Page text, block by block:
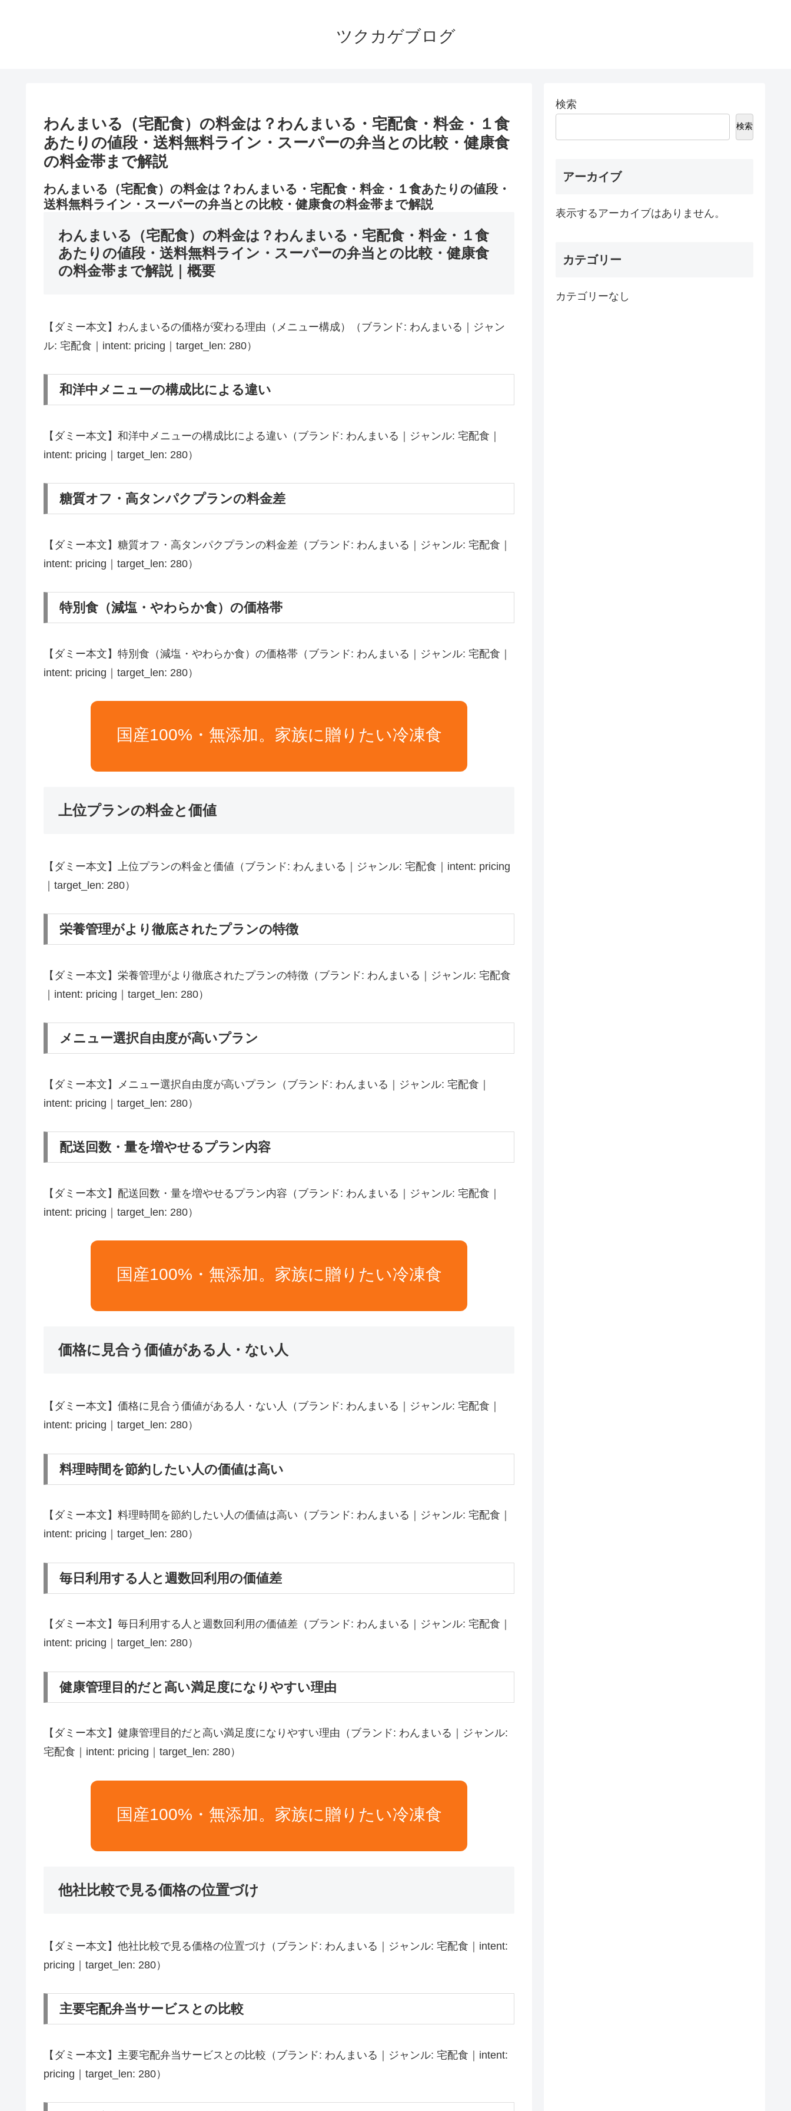
ツクカゲブログ
わんまいる（宅配食）の料金は？わんまいる・宅配食・料金・１食
あたりの値段・送料無料ライン・スーパーの弁当との比較・健康食
の料金帯まで解説
わんまいる（宅配食）の料金は？わんまいる・宅配食・料金・１食あたりの値段・
送料無料ライン・スーパーの弁当との比較・健康食の料金帯まで解説
わんまいる（宅配食）の料金は？わんまいる・宅配食・料金・１食
あたりの値段・送料無料ライン・スーパーの弁当との比較・健康食
の料金帯まで解説｜概要
【ダミー本文】わんまいるの価格が変わる理由（メニュー構成）（ブランド: わんまいる｜ジャン
ル: 宅配食｜intent: pricing｜target_len: 280）
和洋中メニューの構成比による違い
【ダミー本文】和洋中メニューの構成比による違い（ブランド: わんまいる｜ジャンル: 宅配食｜
intent: pricing｜target_len: 280）
糖質オフ・高タンパクプランの料金差
【ダミー本文】糖質オフ・高タンパクプランの料金差（ブランド: わんまいる｜ジャンル: 宅配食｜
intent: pricing｜target_len: 280）
特別食（減塩・やわらか食）の価格帯
【ダミー本文】特別食（減塩・やわらか食）の価格帯（ブランド: わんまいる｜ジャンル: 宅配食｜
intent: pricing｜target_len: 280）
国産100%・無添加。家族に贈りたい冷凍食
上位プランの料金と価値
【ダミー本文】上位プランの料金と価値（ブランド: わんまいる｜ジャンル: 宅配食｜intent: pricing
｜target_len: 280）
栄養管理がより徹底されたプランの特徴
【ダミー本文】栄養管理がより徹底されたプランの特徴（ブランド: わんまいる｜ジャンル: 宅配食
｜intent: pricing｜target_len: 280）
メニュー選択自由度が高いプラン
【ダミー本文】メニュー選択自由度が高いプラン（ブランド: わんまいる｜ジャンル: 宅配食｜
intent: pricing｜target_len: 280）
配送回数・量を増やせるプラン内容
【ダミー本文】配送回数・量を増やせるプラン内容（ブランド: わんまいる｜ジャンル: 宅配食｜
intent: pricing｜target_len: 280）
国産100%・無添加。家族に贈りたい冷凍食
価格に見合う価値がある人・ない人
【ダミー本文】価格に見合う価値がある人・ない人（ブランド: わんまいる｜ジャンル: 宅配食｜
intent: pricing｜target_len: 280）
料理時間を節約したい人の価値は高い
【ダミー本文】料理時間を節約したい人の価値は高い（ブランド: わんまいる｜ジャンル: 宅配食｜
intent: pricing｜target_len: 280）
毎日利用する人と週数回利用の価値差
【ダミー本文】毎日利用する人と週数回利用の価値差（ブランド: わんまいる｜ジャンル: 宅配食｜
intent: pricing｜target_len: 280）
健康管理目的だと高い満足度になりやすい理由
【ダミー本文】健康管理目的だと高い満足度になりやすい理由（ブランド: わんまいる｜ジャンル:
宅配食｜intent: pricing｜target_len: 280）
国産100%・無添加。家族に贈りたい冷凍食
他社比較で見る価格の位置づけ
【ダミー本文】他社比較で見る価格の位置づけ（ブランド: わんまいる｜ジャンル: 宅配食｜intent:
pricing｜target_len: 280）
主要宅配弁当サービスとの比較
【ダミー本文】主要宅配弁当サービスとの比較（ブランド: わんまいる｜ジャンル: 宅配食｜intent:
pricing｜target_len: 280）
検索
検索
アーカイブ
表示するアーカイブはありません。
カテゴリー
カテゴリーなし